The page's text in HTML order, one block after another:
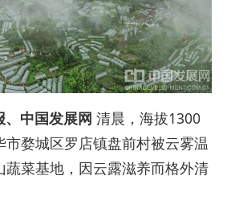
、中国发展网 清晨，海拔1300
婺城区罗店镇盘前村被云雾温
蔬菜基地，因云露滋养而格外清